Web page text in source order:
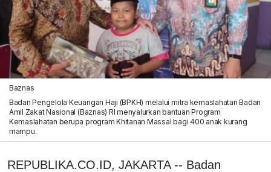
Baznas
Badan Pengelola Keuangan Haji (BPKH) melalui mitra kemaslahatan Badan
Amil Zakat Nasional (Baznas) RI menyalurkan bantuan Program
Kemaslahatan berupa program Khitanan Massal bagi 400 anak kurang
mampu.
REPUBLIKA.CO.ID, JAKARTA -- Badan